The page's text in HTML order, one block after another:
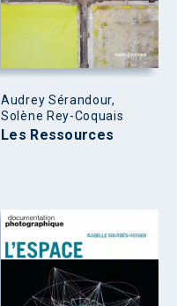
Audrey Sérandour,
Solène Rey-Coquais
Les Ressources